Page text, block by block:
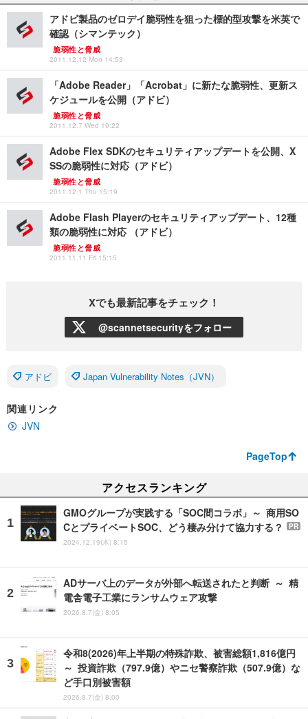
アドビ製品のゼロデイ脆弱性を狙った標的型攻撃を米英で
確認（シマンテック）
脆弱性と脅威
2011.12.12 Mon 14:53
「Adobe Reader」「Acrobat」に新たな脆弱性、更新ス
ケジュールを公開（アドビ）
脆弱性と脅威
2011.12.7 Wed 19:22
Adobe Flex SDKのセキュリティアップデートを公開、X
SSの脆弱性に対応（アドビ）
脆弱性と脅威
2011.12.1 Thu 15:19
Adobe Flash Playerのセキュリティアップデート、12種
類の脆弱性に対応 （アドビ）
脆弱性と脅威
2011.11.11 Fri 15:15
Xでも最新記事をチェック！
@scannetsecurityをフォロー
アドビ Japan Vulnerability Notes（JVN）
関連リンク
JVN
PageTop
アクセスランキング
GMOグループが実践する「SOC間コラボ」～ 商用SO
CとプライベートSOC、どう棲み分けて協力する？
PR
2024.12.19(木) 8:15
ADサーバ上のデータが外部へ転送されたと判断 ～ 精
電舎電子工業にランサムウェア攻撃
2026.8.7(金) 8:05
令和8(2026)年上半期の特殊詐欺、被害総額1,816億円
～ 投資詐欺（797.9億）やニセ警察詐欺（507.9億）な
ど手口別被害額
2026.8.7(金) 8:00